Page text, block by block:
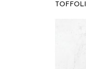
TOFFOLI